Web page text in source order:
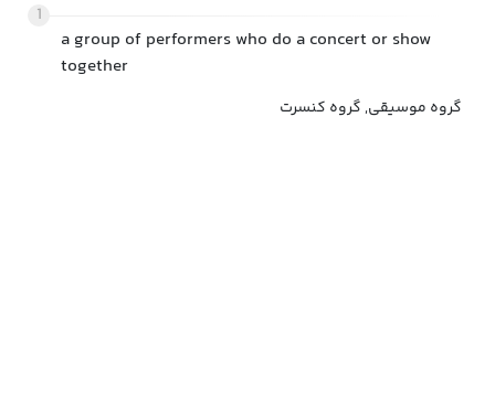
1
a group of performers who do a concert or show
together
گروه موسیقی, گروه کنسرت